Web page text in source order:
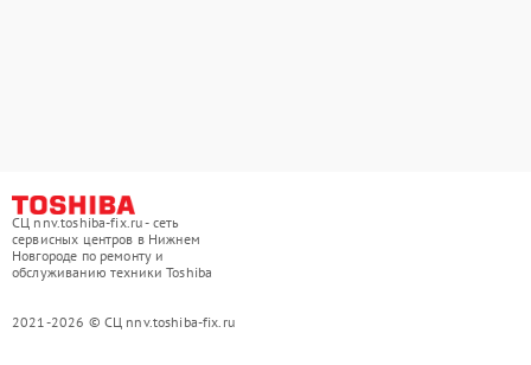
СЦ nnv.toshiba-fix.ru - сеть
сервисных центров в Нижнем
Новгороде по ремонту и
обслуживанию техники Toshiba
2021-2026 © СЦ nnv.toshiba-fix.ru